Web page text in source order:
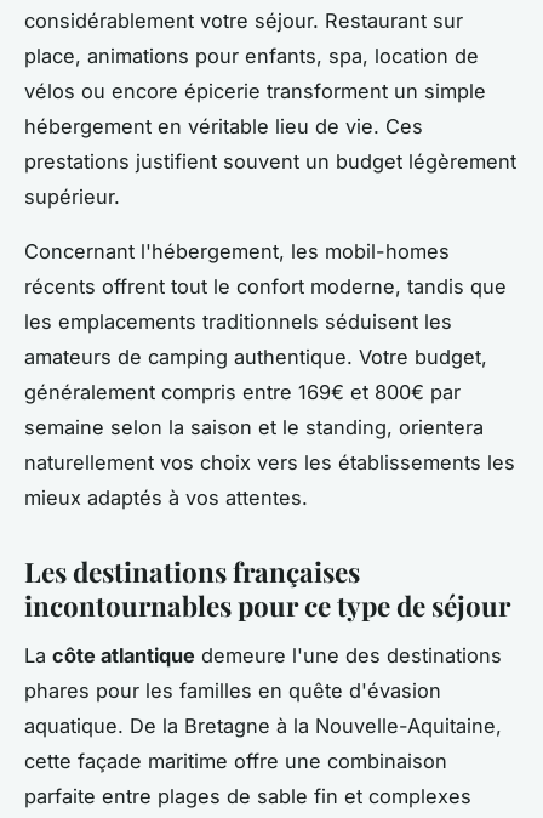
considérablement votre séjour. Restaurant sur
place, animations pour enfants, spa, location de
vélos ou encore épicerie transforment un simple
hébergement en véritable lieu de vie. Ces
prestations justifient souvent un budget légèrement
supérieur.
Concernant l'hébergement, les mobil-homes
récents offrent tout le confort moderne, tandis que
les emplacements traditionnels séduisent les
amateurs de camping authentique. Votre budget,
généralement compris entre 169€ et 800€ par
semaine selon la saison et le standing, orientera
naturellement vos choix vers les établissements les
mieux adaptés à vos attentes.
Les destinations françaises
incontournables pour ce type de séjour
La côte atlantique demeure l'une des destinations
phares pour les familles en quête d'évasion
aquatique. De la Bretagne à la Nouvelle-Aquitaine,
cette façade maritime offre une combinaison
parfaite entre plages de sable fin et complexes